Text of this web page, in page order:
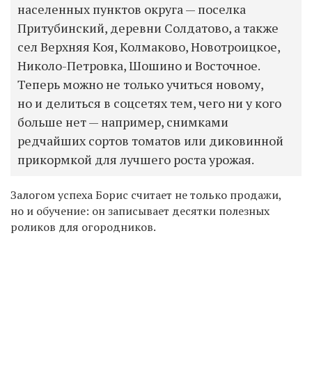
населенных пунктов округа — поселка
Притубинский, деревни Солдатово, а также
сел Верхняя Коя, Колмаково, Новотроицкое,
Николо-Петровка, Шошино и Восточное.
Теперь можно не только учиться новому,
но и делиться в соцсетях тем, чего ни у кого
больше нет — например, снимками
редчайших сортов томатов или диковинной
прикормкой для лучшего роста урожая.
Залогом успеха Борис считает не только продажи,
но и обучение: он записывает десятки полезных
роликов для огородников.